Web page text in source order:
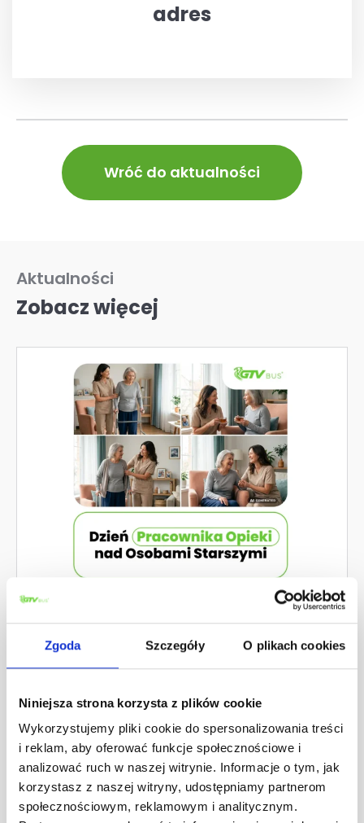
Zgoda Szczegóły O plikach cookies
Niniejsza strona korzysta z plików cookie
Wykorzystujemy pliki cookie do spersonalizowania treści
i reklam, aby oferować funkcje społecznościowe i
analizować ruch w naszej witrynie. Informacje o tym, jak
korzystasz z naszej witryny, udostępniamy partnerom
społecznościowym, reklamowym i analitycznym.
adres
Wróć do aktualności
Aktualności
Zobacz więcej
nad Osobami Starszymi
Z okazji Dnia Pracownika Opieki nad
Osobami Starszymi chcemy
podziękować wszystkim